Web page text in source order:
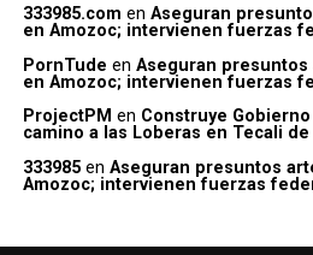
333985.com en Aseguran
en Amozoc; intervienen fuerzas
PornTude en Aseguran
en Amozoc; intervienen fuerzas
ProjectPM en Construye
camino a las Loberas en Tecali
333985en Aseguran presuntos
Amozoc; intervienen fuerzas